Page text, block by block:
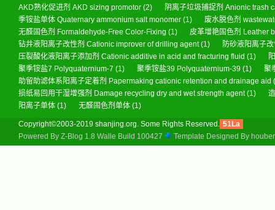
AKD熟化促进剂 AKD sizing promotor (2)
阴离子垃圾捕捉剂 Anionic trash
季铵盐单体 Quaternary ammonium salt monomer (1)
废水脱色剂
无醛固色剂 Formaldehyde-Free Color-Fixing (1)
皮革增艳固色剂 Leather
钻井液阳离子改性剂 Cationic improver of drilling agent(1)
防砂液阳离子
压裂酸化液阳离子添加剂 Cationic additive in acid and fracturing fluid (1)
聚季铵盐7 Polyquaternium-7 (1) 聚季铵盐39 Polyquaternium-39 (1)
聚
助留助滤体系阳离子定着剂 Papermaking cationic retention and drainage aid
损纸易回用干湿增强剂 Damage recycling dry and wet strength agent(1)
阳离子单体 (1) 无醛固色剂单体 (1)
Copyright©2003-2019 shanjing.org. Some Rights Reserved. 51La
Powered By Z-Blog 1.8 Walle Build 100427 Template Designed By